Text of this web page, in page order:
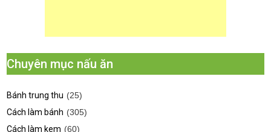
Chuyên mục nấu ăn
Bánh trung thu (25)
Cách làm bánh (305)
Cách làm kem (60)